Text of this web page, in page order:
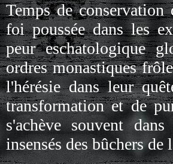
Temps de conservation
foi poussée dans les
peur eschatologique
ordres monastiques
l'hérésie dans leur
transformation et de
s'achève souvent
insensés des bûchers